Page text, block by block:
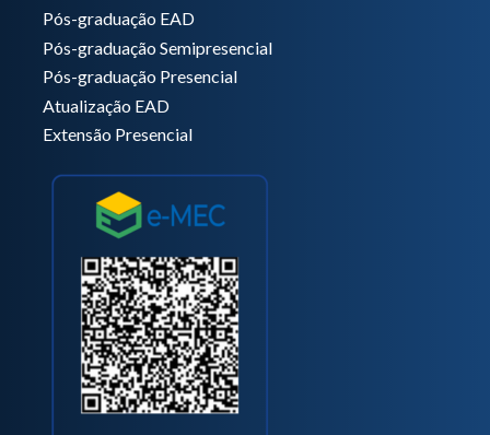
Pós-graduação EAD
Pós-graduação Semipresencial
Pós-graduação Presencial
Atualização EAD
Extensão Presencial